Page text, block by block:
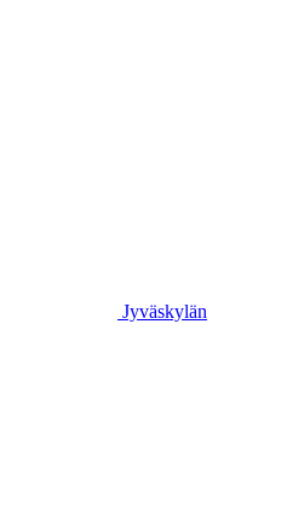
Jyväskylän